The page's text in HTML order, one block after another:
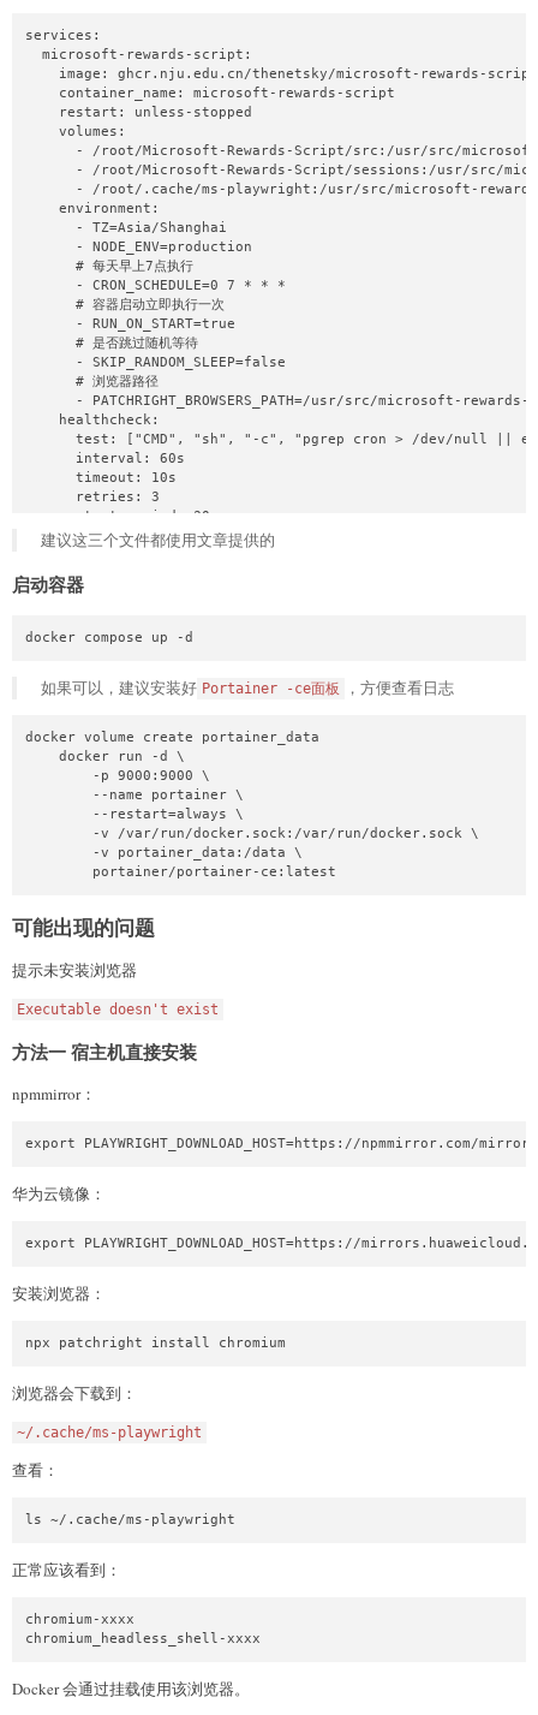
        "readDelay": {
            "min": "30sec",
            "max": "1min"
        }
    },
    "debugLogs": false,
    "consoleLogFilter": {
        "enabled": false,
        "mode": "whitelist",
        "levels": ["error", "warn"],
        "keywords": ["starting account"],
        "regexPatterns": []
    "proxy": {
        "queryEngine": true
    "webhook": {
        "discord": {
            "enabled": false,
            "url": ""
        },
        "ntfy": {
            "enabled": false,
            "url": "",
            "topic": "",
            "title": "Microsoft-Rewards-Script",
            "priority": 3
        },
            "enabled": false,
"keywords": ["starting account", "select
        }
    }
services:
  microsoft-rewards-script:
image: ghcr.nju.edu.cn/thenetsky/microsoft-rewards-
    container_name: microsoft-rewards-script
    restart: unless-stopped
    volumes:
- /root/Microsoft-Rewards-Script/src:/usr/src/
- /root/Microsoft-Rewards-Script/sessions:/usr/src/
- /root/.cache/ms-playwright:/usr/src/microsoft-
    environment:
      - TZ=Asia/Shanghai
      - NODE_ENV=production
      # 每天早上7点执行
      - CRON_SCHEDULE=0 7 * * *
      # 容器启动立即执行一次
      - RUN_ON_START=true
      # 是否跳过随机等待
      - SKIP_RANDOM_SLEEP=false
      # 浏览器路径
- PATCHRIGHT_BROWSERS_PATH=/usr/src/microsoft-
    healthcheck:
test: ["CMD", "sh", "-c", "pgrep cron > /dev/null ||
      interval: 60s
      timeout: 10s
      retries: 3
      start_period: 30s
    security_opt:
建议这三个文件都使用文章提供的
启动容器
docker compose up -d
如果可以，建议安装好 Portainer -ce面板 ，方便查看日志
docker volume create portainer_data
    docker run -d \
        -p 9000:9000 \
        --name portainer \
        --restart=always \
        -v /var/run/docker.sock:/var/run/docker.sock \
        -v portainer_data:/data \
        portainer/portainer-ce:latest
可能出现的问题
提示未安装浏览器
Executable doesn't exist
方法一 宿主机直接安装
npmmirror：
export PLAYWRIGHT_DOWNLOAD_HOST=https://npmmirror.com/
华为云镜像：
export PLAYWRIGHT_DOWNLOAD_HOST=https://
安装浏览器：
npx patchright install chromium
浏览器会下载到：
~/.cache/ms-playwright
查看：
ls ~/.cache/ms-playwright
正常应该看到：
chromium-xxxx
chromium_headless_shell-xxxx
Docker 会通过挂载使用该浏览器。